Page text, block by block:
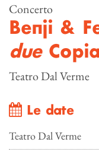
Concerto
Benji &
due
Teatro Dal Verme
Le date
Teatro Dal Verme